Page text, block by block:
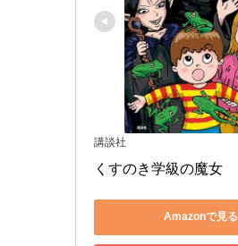
講談社
くすのき学級の魔女
Amazonで見る